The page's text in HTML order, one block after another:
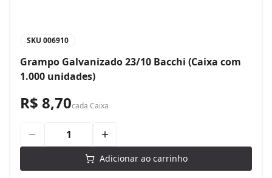
SKU 006910
Grampo Galvanizado 23/10 Bacchi (Caixa com
1.000 unidades)
R$ 8,70cada Caixa
Adicionar ao carrinho